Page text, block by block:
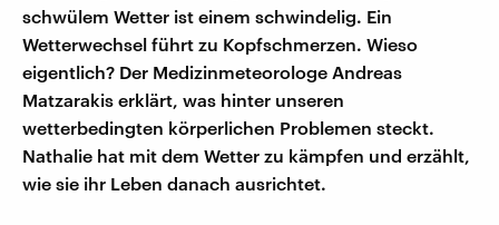
schwülem Wetter ist einem schwindelig. Ein
Wetterwechsel führt zu Kopfschmerzen. Wieso
eigentlich? Der Medizinmeteorologe Andreas
Matzarakis erklärt, was hinter unseren
wetterbedingten körperlichen Problemen steckt.
Nathalie hat mit dem Wetter zu kämpfen und erzählt,
wie sie ihr Leben danach ausrichtet.